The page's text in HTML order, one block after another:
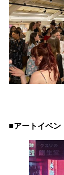
■アートイベン